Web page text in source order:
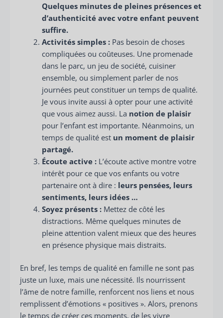
Quelques minutes de pleines présences et
d’authenticité avec votre enfant peuvent
suffire.
Activités simples :Pas besoin de choses
compliquées ou coûteuses. Une promenade
dans le parc, un jeu de société, cuisiner
ensemble, ou simplement parler de nos
journées peut constituer un temps de qualité.
Je vous invite aussi à opter pour une activité
que vous aimez aussi. La notion de plaisir
pour l’enfant est importante. Néanmoins, un
temps de qualité estun moment de plaisir
partagé.
Écoute active :L’écoute active montre votre
intérêt pour ce que vos enfants ou votre
partenaire ont à dire : leurs pensées, leurs
sentiments, leurs idées …
Soyez présents :Mettez de côté les
distractions. Même quelques minutes de
pleine attention valent mieux que des heures
en présence physique mais distraits.
En bref, les temps de qualité en famille ne sont pas
juste un luxe, mais une nécessité. Ils nourrissent
l’âme de notre famille, renforcent nos liens et nous
remplissent d’émotions « positives ». Alors, prenons
le temps de créer ces moments, de les vivre